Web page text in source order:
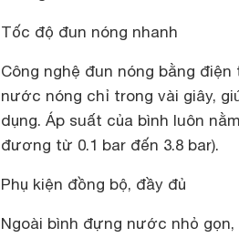
Tốc độ đun nóng nhanh
Công nghệ đun nóng bằng
nước nóng chỉ trong vài giây,
dụng. Áp suất của bình luôn
đương từ 0.1 bar đến 3.8 bar).
Phụ kiện đồng bộ, đầy đủ
Ngoài bình đựng nước nhỏ